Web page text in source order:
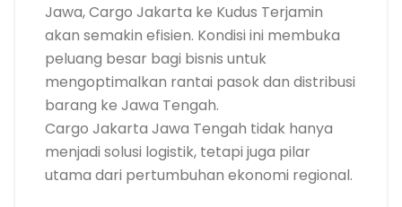
Jawa, Cargo Jakarta ke Kudus Terjamin
akan semakin efisien. Kondisi ini membuka
peluang besar bagi bisnis untuk
mengoptimalkan rantai pasok dan distribusi
barang ke Jawa Tengah.
Cargo Jakarta Jawa Tengah tidak hanya
menjadi solusi logistik, tetapi juga pilar
utama dari pertumbuhan ekonomi regional.